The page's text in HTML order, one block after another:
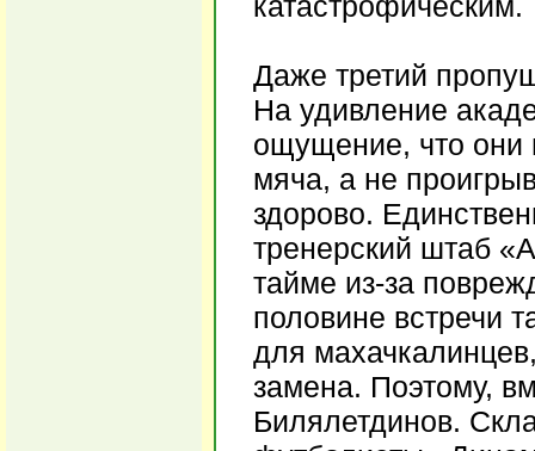
Даже третий
На удивление
ощущение, что они
мяча, а не
здорово.
тренерский штаб
тайме из-за
половине встречи
для
замена. Поэтому,
Билялетдинов.